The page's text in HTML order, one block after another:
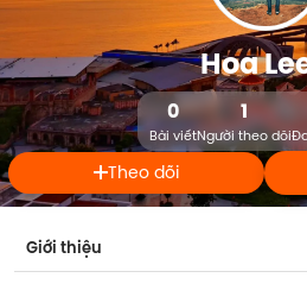
Hoa
0
Bài viết
1
Người theo dõi
Theo dõi
Giới thiệu